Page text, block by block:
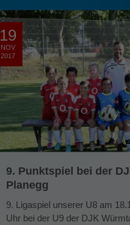
19
NOV
2017
9. Punktspiel bei der
Planegg
9. Ligaspiel unserer U8 am
Uhr bei der U9 der DJK